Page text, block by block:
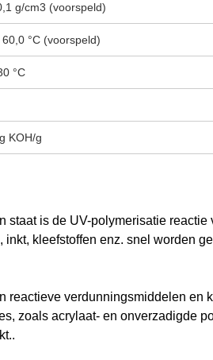
g/cm3 (voorspeld)
°C (voorspeld)
°C
KOH/g
staat is de UV-polymerisatie
kleefstoffen enz. snel worden
reactieve verdunningsmiddelen en
zoals acrylaat- en onverzadigde